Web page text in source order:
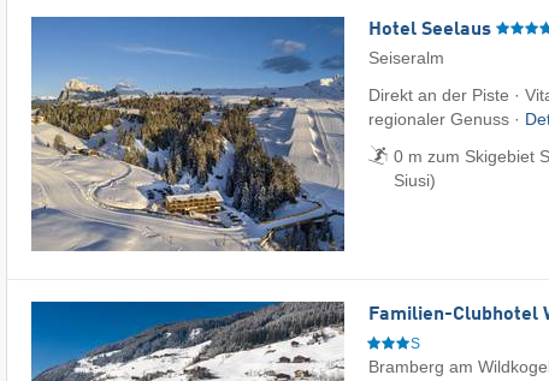
Hotel Seelaus
Seiseralm
Direkt an der Piste ·
regionaler Genuss ·
0 m zum Skigebiet
Siusi)
Familien-Clubhotel
S
Bramberg am